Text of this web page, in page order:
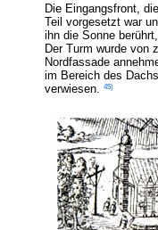
Die Eingangsfront,
Teil vorgesetzt war
ihn die Sonne
Der Turm wurde von
Nordfassade
im Bereich des
verwiesen. 45)